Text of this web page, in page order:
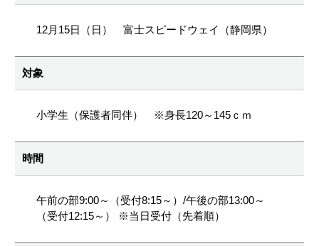
12月15日（日） 富士スピードウェイ（静岡県）
対象
小学生（保護者同伴） ※身長120～145ｃｍ
時間
午前の部9:00～（受付8:15～）/午後の部13:00～
（受付12:15～） ※当日受付（先着順）